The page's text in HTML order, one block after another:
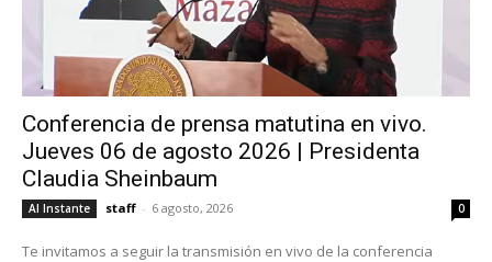
Conferencia de prensa matutina en vivo.
Jueves 06 de agosto 2026 | Presidenta
Claudia Sheinbaum
Al Instante staff - 6 agosto, 2026 0
Te invitamos a seguir la transmisión en vivo de la conferencia